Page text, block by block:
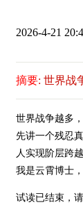
2026-4-21
摘要: 世界战
世界战争越多
先讲一个残忍
人实现阶层跨
我是云霄博士
试读已结束，